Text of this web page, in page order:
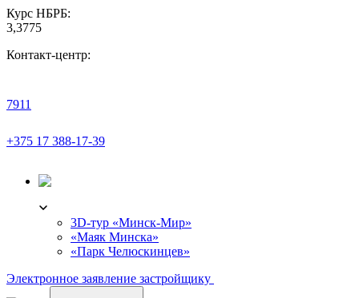
Курс НБРБ:
3,3775
Контакт-центр:
7911
+375 17 388-17-39
3D-тур «Минск-Мир»
«Маяк Минска»
«Парк Челюскинцев»
Электронное заявление застройщику